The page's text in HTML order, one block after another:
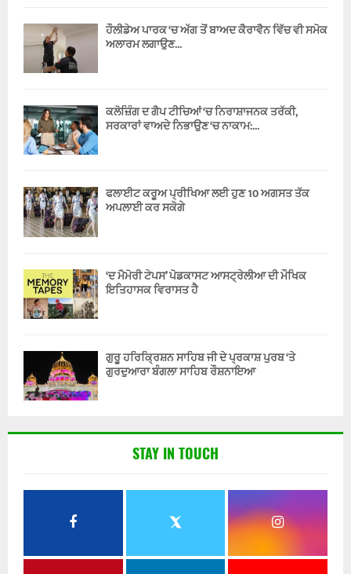
ਹੌਲੀਡੇਅ ਪਾਰਕ ‘ਚ ਅੱਗ ਤੋਂ ਬਾਅਦ ਕੈਰਾਵੈਨ ਵਿੱਚ ਵੀ ਸਮੋਕ
ਅਲਾਰਮ ਲਗਾਉਣ...
ਕਲੋਜ਼ਿੰਗ ਦ ਗੈਪ ਟੀਚਿਆਂ ‘ਚ ਨਿਰਾਸ਼ਾਜਨਕ ਤਰੱਕੀ,
ਸਰਕਾਰਾਂ ਵਾਅਦੇ ਨਿਭਾਉਣ ‘ਚ ਨਾਕਾਮ:...
ਫਲਾਈਟ ਕਰੂਅ ਪ੍ਰੀਖਿਆ ਲਈ ਹੁਣ 10 ਅਗਸਤ ਤੱਕ
ਅਪਲਾਈ ਕਰ ਸਕੋਗੇ
‘ਦ ਮੈਮੋਰੀ ਟੇਪਸ’ ਪੋਡਕਾਸਟ ਆਸਟ੍ਰੇਲੀਆ ਦੀ ਮੌਖਿਕ
ਇਤਿਹਾਸਕ ਵਿਰਾਸਤ ਹੈ
ਗੁਰੂ ਹਰਿਕ੍ਰਿਸ਼ਨ ਸਾਹਿਬ ਜੀ ਦੇ ਪ੍ਰਕਾਸ਼ ਪੁਰਬ ‘ਤੇ
ਗੁਰਦੁਆਰਾ ਬੰਗਲਾ ਸਾਹਿਬ ਰੌਸ਼ਨਾਇਆ
STAY IN TOUCH